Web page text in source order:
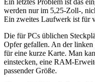
werden nur im 5,25-Zoll-,
Ein zweites Laufwerk ist für
Die für PCs üblichen
Opfer gefallen. An der linken
für eine kurze Karte. Man
einstecken, eine RAM-
passender Größe.